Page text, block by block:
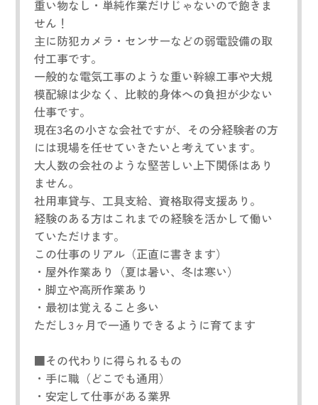
重い物なし・単純作業だけじゃないので飽きま
せん！
主に防犯カメラ・センサーなどの弱電設備の取
付工事です。
一般的な電気工事のような重い幹線工事や大規
模配線は少なく、比較的身体への負担が少ない
仕事です。
現在3名の小さな会社ですが、その分経験者の方
には現場を任せていきたいと考えています。
大人数の会社のような堅苦しい上下関係はあり
ません。
社用車貸与、工具支給、資格取得支援あり。
経験のある方はこれまでの経験を活かして働い
ていただけます。
この仕事のリアル（正直に書きます）
・屋外作業あり（夏は暑い、冬は寒い）
・脚立や高所作業あり
・最初は覚えること多い
ただし3ヶ月で一通りできるように育てます
■その代わりに得られるもの
・手に職（どこでも通用）
・安定して仕事がある業界